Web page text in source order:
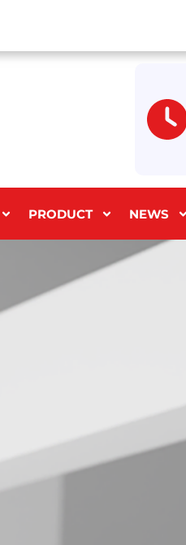
PRODUCT NEWS